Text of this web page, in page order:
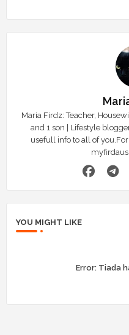
Maria Firdz: Teacher,
and 1 son | Lifestyle
usefull info to all of
YOU MIGHT LIKE
Error:Tiada